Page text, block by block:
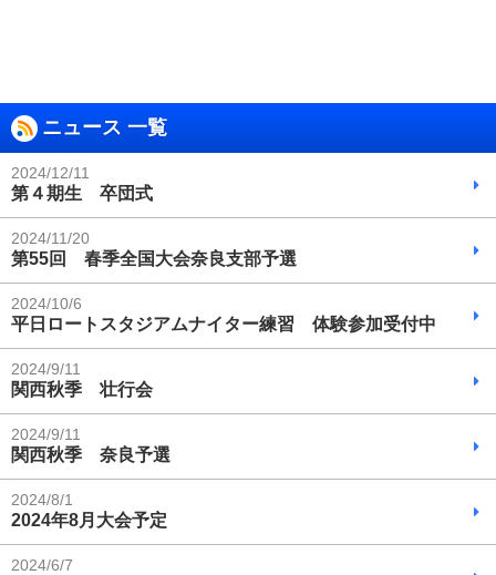
ニュース 一覧
2024/12/11
第４期生 卒団式
2024/11/20
第55回 春季全国大会奈良支部予選
2024/10/6
平日ロートスタジアムナイター練習 体験参加受付中
2024/9/11
関西秋季 壮行会
2024/9/11
関西秋季 奈良予選
2024/8/1
2024年8月大会予定
2024/6/7